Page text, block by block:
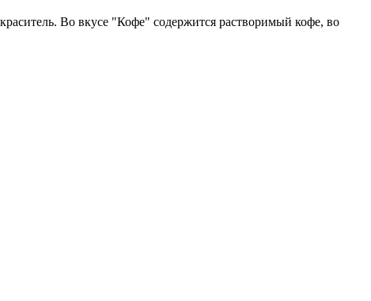
Во вкусе "Кофе" содержится растворимый кофе, во